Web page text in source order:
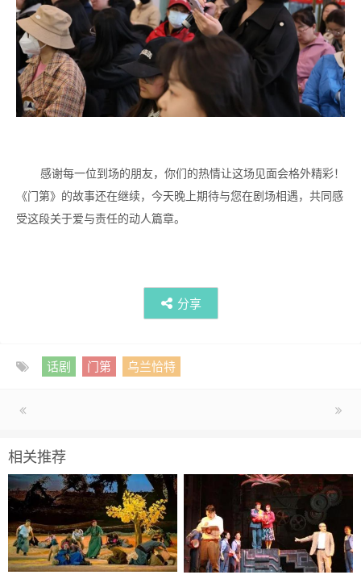
感谢每一位到场的朋友，你们的热情让这场见面会格外精彩！
《门第》的故事还在继续，今天晚上期待与您在剧场相遇，共同感
受这段关于爱与责任的动人篇章。
分享
话剧 门第 乌兰恰特
相关推荐